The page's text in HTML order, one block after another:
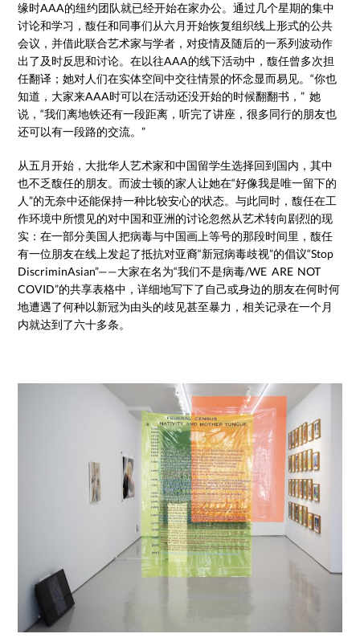
缘时AAA的纽约团队就已经开始在家办公。通过几个星期的集中
讨论和学习，馥任和同事们从六月开始恢复组织线上形式的公共
会议，并借此联合艺术家与学者，对疫情及随后的一系列波动作
出了及时反思和讨论。在以往AAA的线下活动中，馥任曾多次担
任翻译；她对人们在实体空间中交往情景的怀念显而易见。“你也
知道，大家来AAA时可以在活动还没开始的时候翻翻书，” 她
说，“我们离地铁还有一段距离，听完了讲座，很多同行的朋友也
还可以有一段路的交流。”
从五月开始，大批华人艺术家和中国留学生选择回到国内，其中
也不乏馥任的朋友。而波士顿的家人让她在“好像我是唯一留下的
人”的无奈中还能保持一种比较安心的状态。与此同时，馥任在工
作环境中所惯见的对中国和亚洲的讨论忽然从艺术转向剧烈的现
实：在一部分美国人把病毒与中国画上等号的那段时间里，馥任
有一位朋友在线上发起了抵抗对亚裔“新冠病毒歧视”的倡议“Stop
DiscriminAsian”——大家在名为“我们不是病毒/WE ARE NOT
COVID”的共享表格中，详细地写下了自己或身边的朋友在何时何
地遭遇了何种以新冠为由头的歧见甚至暴力，相关记录在一个月
内就达到了六十多条。